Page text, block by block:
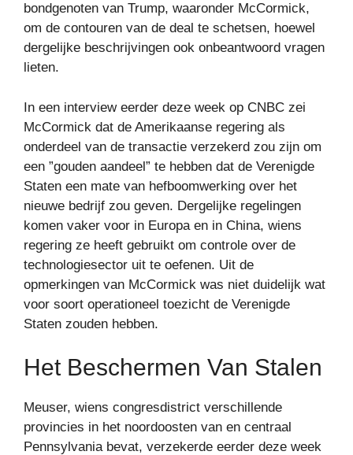
bondgenoten van Trump, waaronder McCormick,
om de contouren van de deal te schetsen, hoewel
dergelijke beschrijvingen ook onbeantwoord vragen
lieten.
In een interview eerder deze week op CNBC zei
McCormick dat de Amerikaanse regering als
onderdeel van de transactie verzekerd zou zijn om
een ​​”gouden aandeel” te hebben dat de Verenigde
Staten een mate van hefboomwerking over het
nieuwe bedrijf zou geven. Dergelijke regelingen
komen vaker voor in Europa en in China, wiens
regering ze heeft gebruikt om controle over de
technologiesector uit te oefenen. Uit de
opmerkingen van McCormick was niet duidelijk wat
voor soort operationeel toezicht de Verenigde
Staten zouden hebben.
Het Beschermen Van Stalen
Meuser, wiens congresdistrict verschillende
provincies in het noordoosten van en centraal
Pennsylvania bevat, verzekerde eerder deze week